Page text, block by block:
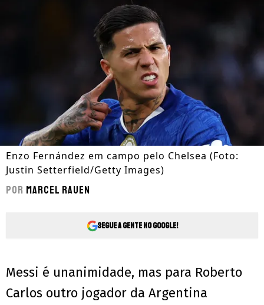
Enzo Fernández em campo pelo Chelsea (Foto:
Justin Setterfield/Getty Images)
Por Marcel Rauen
Segue a gente no Google!
Messi é unanimidade, mas para Roberto
Carlos outro jogador da Argentina